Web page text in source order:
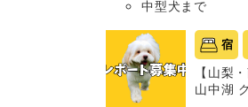
中型犬まで
宿
【山梨
山中湖